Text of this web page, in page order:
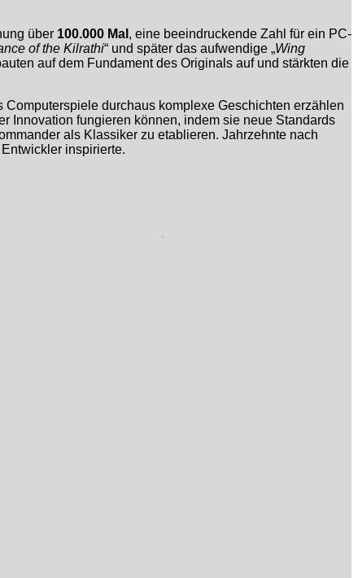
über 100.000 Mal , eine beeindruckende Zahl für ein PC-
of the Kilrathi“ und später das aufwendige „Wing
auf dem Fundament des Originals auf und stärkten die
durchaus komplexe Geschichten erzählen
Innovation fungieren können, indem sie neue Standards
als Klassiker zu etablieren. Jahrzehnte nach
inspirierte.